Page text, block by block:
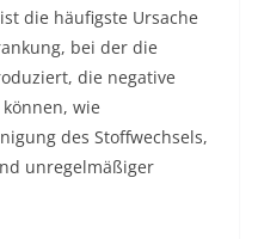
die häufigste Ursache
bei der die
die negative
wie
des Stoffwechsels,
unregelmäßiger